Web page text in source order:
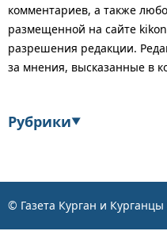
комментариев, а также
размещенной на сайте
разрешения редакции.
за мнения, высказанные в
Рубрики▼
© Газета Курган и Курганцы